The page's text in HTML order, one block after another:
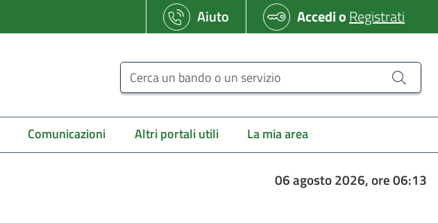
Aiuto AccedioRegistrati
Cerca un bando o un servizio
Comunicazioni Altri portali utili La mia area
06 agosto 2026, ore 06:13